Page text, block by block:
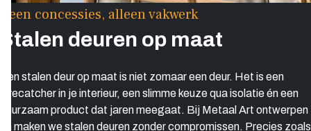
Geen concessies, alleen vakwerk
Stalen deuren op maat
Een stalen deur op maat is niet zomaar een deur. Het is een
eyecatcher in je interieur, een slimme keuze qua isolatie én een
duurzaam product dat jaren meegaat. Bij Metaal Art ontwerpen
en maken we stalen deuren zonder compromissen. Precies zoals